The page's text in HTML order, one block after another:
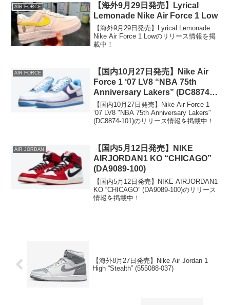
AIR FORCE
【海外9月29日発売】Lyrical
Lemonade Nike Air Force 1 Low
【海外9月29日発売】Lyrical Lemonade
Nike Air Force 1 Lowのリリース情報を掲
載中！
AIR FORCE
【国内10月27日発売】Nike Air
Force 1 ‘07 LV8 “NBA 75th
Anniversary Lakers” (DC8874-
101)
【国内10月27日発売】Nike Air Force 1
‘07 LV8 "NBA 75th Anniversary Lakers"
(DC8874-101)のリリース情報を掲載中！
AIR JORDAN
【国内5月12日発売】NIKE
AIRJORDAN1 KO “CHICAGO”
(DA9089-100)
【国内5月12日発売】NIKE AIRJORDAN1
KO “CHICAGO” (DA9089-100)のリリース
情報を掲載中！
【海外8月27日発売】Nike Air Jordan 1
High “Stealth” (555088-037)